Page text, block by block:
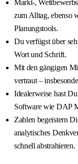
Markt-,
zum Alltag, ebenso
Planungstools.
Du verfügst über
Wort und Schrift.
Mit den gängigen
vertraut –
Idealerweise hast
Software wie DAP
Zahlen begeistern
analytisches
schnell abstrahieren.